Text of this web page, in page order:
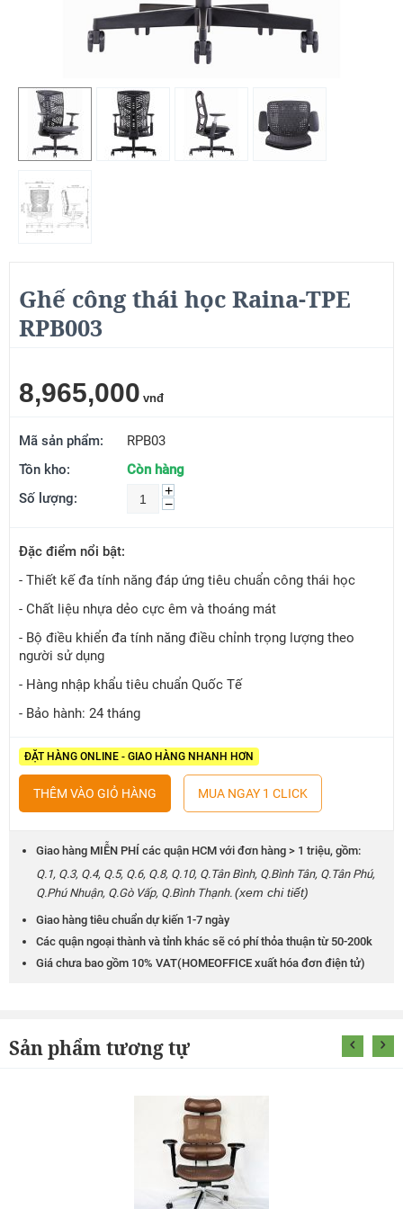
Ghế công thái học Raina-TPE
RPB003
8,965,000 vnđ
Mã sản phẩm:
RPB03
Tồn kho:
Còn hàng
Số lượng:
+
−
Đặc điểm nổi bật:
- Thiết kế đa tính năng đáp ứng tiêu chuẩn công thái học
- Chất liệu nhựa dẻo cực êm và thoáng mát
- Bộ điều khiển đa tính năng điều chỉnh trọng lượng theo
người sử dụng
- Hàng nhập khẩu tiêu chuẩn Quốc Tế
- Bảo hành: 24 tháng
ĐẶT HÀNG ONLINE - GIAO HÀNG NHANH HƠN
THÊM VÀO GIỎ HÀNG MUA NGAY 1 CLICK
Giao hàng MIỄN PHÍ các quận HCM với đơn hàng > 1 triệu, gồm:
Q.1, Q.3, Q.4, Q.5, Q.6, Q.8, Q.10, Q.Tân Bình, Q.Bình Tân, Q.Tân Phú,
Q.Phú Nhuận, Q.Gò Vấp, Q.Bình Thạnh. (xem chi tiết)
Giao hàng tiêu chuẩn dự kiến 1-7 ngày
Các quận ngoại thành và tỉnh khác sẽ có phí thỏa thuận từ 50-200k
Giá chưa bao gồm 10% VAT(HOMEOFFICE xuất hóa đơn điện tử)
Sản phẩm tương tự